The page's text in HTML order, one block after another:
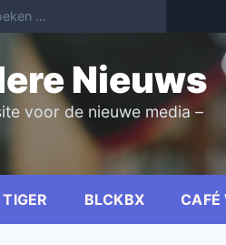
Nieuws
voor de nieuwe media –
BLCKBX CAFÉ